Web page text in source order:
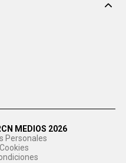
MEDIOS 2026
Personales